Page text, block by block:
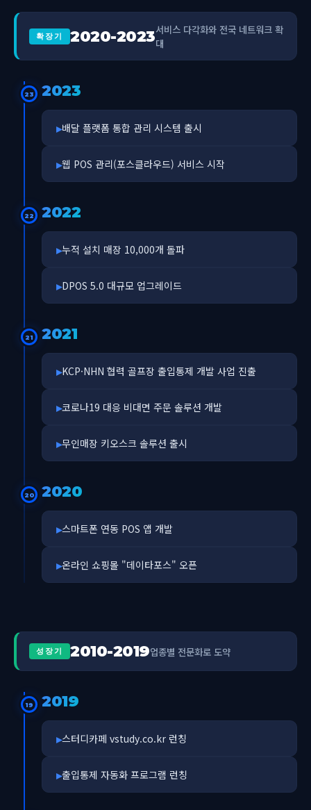
확장기 2020-2023서비스 다각화와 전국 네트워크 확
대
23 2023
배달 플랫폼 통합 관리 시스템 출시
웹 POS 관리(포스클라우드) 서비스 시작
22 2022
누적 설치 매장 10,000개 돌파
DPOS 5.0 대규모 업그레이드
21 2021
KCP·NHN 협력 골프장 출입통제 개발 사업 진출
코로나19 대응 비대면 주문 솔루션 개발
무인매장 키오스크 솔루션 출시
20 2020
스마트폰 연동 POS 앱 개발
온라인 쇼핑몰 "데이타포스" 오픈
성장기 2010-2019업종별 전문화로 도약
19 2019
스터디카페 vstudy.co.kr 런칭
출입통제 자동화 프로그램 런칭